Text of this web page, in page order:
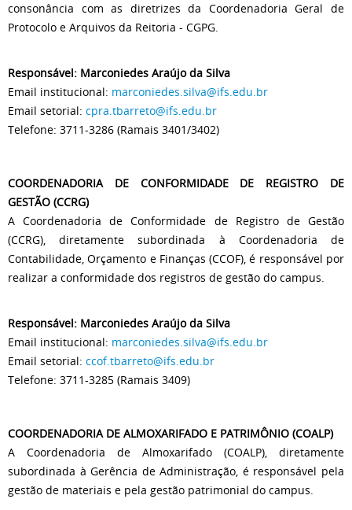
consonância com as diretrizes da Coordenadoria Geral de
Protocolo e Arquivos da Reitoria - CGPG.
Responsável: Marconiedes Araújo da Silva
Email institucional: marconiedes.silva@ifs.edu.br
Email setorial: cpra.tbarreto@ifs.edu.br
Telefone: 3711-3286 (Ramais 3401/3402)
COORDENADORIA DE CONFORMIDADE DE REGISTRO DE
GESTÃO (CCRG)
A Coordenadoria de Conformidade de Registro de Gestão
(CCRG), diretamente subordinada à Coordenadoria de
Contabilidade, Orçamento e Finanças (CCOF), é responsável por
realizar a conformidade dos registros de gestão do campus.
Responsável: Marconiedes Araújo da Silva
Email institucional: marconiedes.silva@ifs.edu.br
Email setorial: ccof.tbarreto@ifs.edu.br
Telefone: 3711-3285 (Ramais 3409)
COORDENADORIA DE ALMOXARIFADO E PATRIMÔNIO (COALP)
A Coordenadoria de Almoxarifado (COALP), diretamente
subordinada à Gerência de Administração, é responsável pela
gestão de materiais e pela gestão patrimonial do campus.